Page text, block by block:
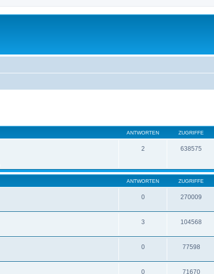
ANTWORTEN ZUGRIFFE
2 638575
ANTWORTEN ZUGRIFFE
0 270009
3 104568
0 77598
0 71670